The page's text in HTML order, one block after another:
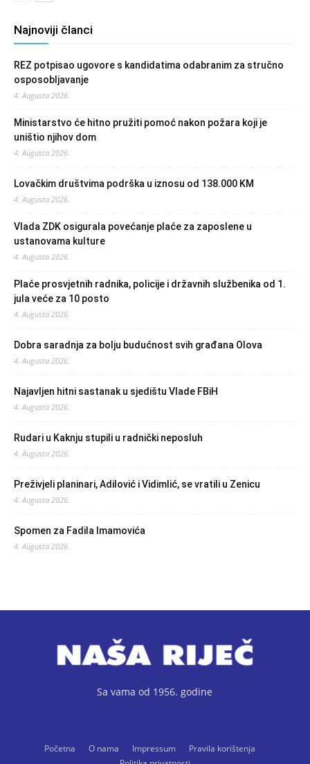
Najnoviji članci
REZ potpisao ugovore s kandidatima odabranim za stručno
osposobljavanje
4. Augusta 2026.
Ministarstvo će hitno pružiti pomoć nakon požara koji je
uništio njihov dom
4. Augusta 2026.
Lovačkim društvima podrška u iznosu od 138.000 KM
4. Augusta 2026.
Vlada ZDK osigurala povećanje plaće za zaposlene u
ustanovama kulture
4. Augusta 2026.
Plaće prosvjetnih radnika, policije i državnih službenika od 1.
jula veće za 10 posto
4. Augusta 2026.
Dobra saradnja za bolju budućnost svih građana Olova
4. Augusta 2026.
Najavljen hitni sastanak u sjedištu Vlade FBiH
4. Augusta 2026.
Rudari u Kaknju stupili u radnički neposluh
4. Augusta 2026.
Preživjeli planinari, Adilović i Vidimlić, se vratili u Zenicu
4. Augusta 2026.
Spomen za Fadila Imamovića
4. Augusta 2026.
Sa vama od 1956. godine
Početna O nama Impressum
Pravila korištenja